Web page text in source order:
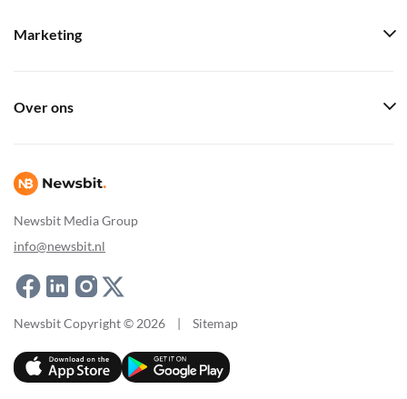
Newsbit Media Group
info@newsbit.nl
Marketing
Over ons
Newsbit Copyright © 2026 | Sitemap